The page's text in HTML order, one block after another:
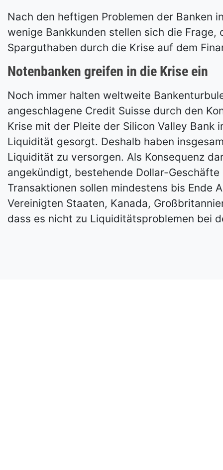
Nach den heftigen Problemen der Banken
wenige Bankkunden stellen sich die
Sparguthaben durch die Krise auf dem
Notenbanken greifen in die Krise ein
Noch immer halten weltweite
angeschlagene Credit Suisse durch den
Krise mit der Pleite der Silicon Valley Bank
Liquidität gesorgt. Deshalb haben
Liquidität zu versorgen. Als Konsequenz
angekündigt, bestehende Dollar-
Transaktionen sollen mindestens bis Ende
Vereinigten Staaten, Kanada,
dass es nicht zu Liquiditätsproblemen bei